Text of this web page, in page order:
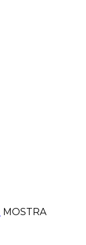
MOSTRA